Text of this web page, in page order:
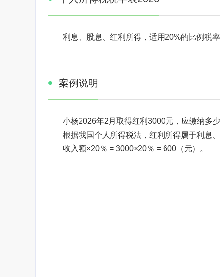
利息、股息、红利所得，适用20%的比例税
案例说明
小杨2026年2月取得红利3000元，应缴纳多
根据我国个人所得税法，红利所得属于利息
收入额×20％ = 3000×20％ = 600（元）。